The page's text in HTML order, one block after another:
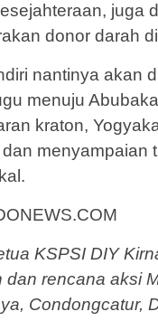
juga
donor darah
nantinya akan
menuju
kraton,
menyampaian
KSPSI DIY
dan rencana aksi
Condongcatur,